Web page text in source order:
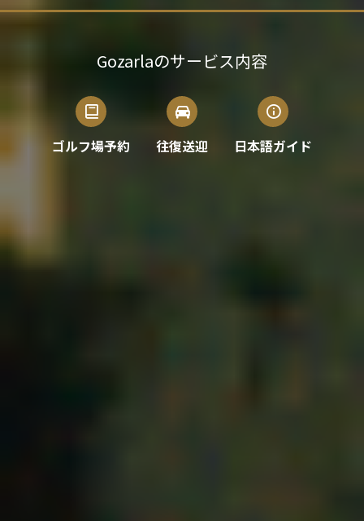
Gozarlaのサービス内容
ゴルフ場予約 往復送迎 日本語ガイド